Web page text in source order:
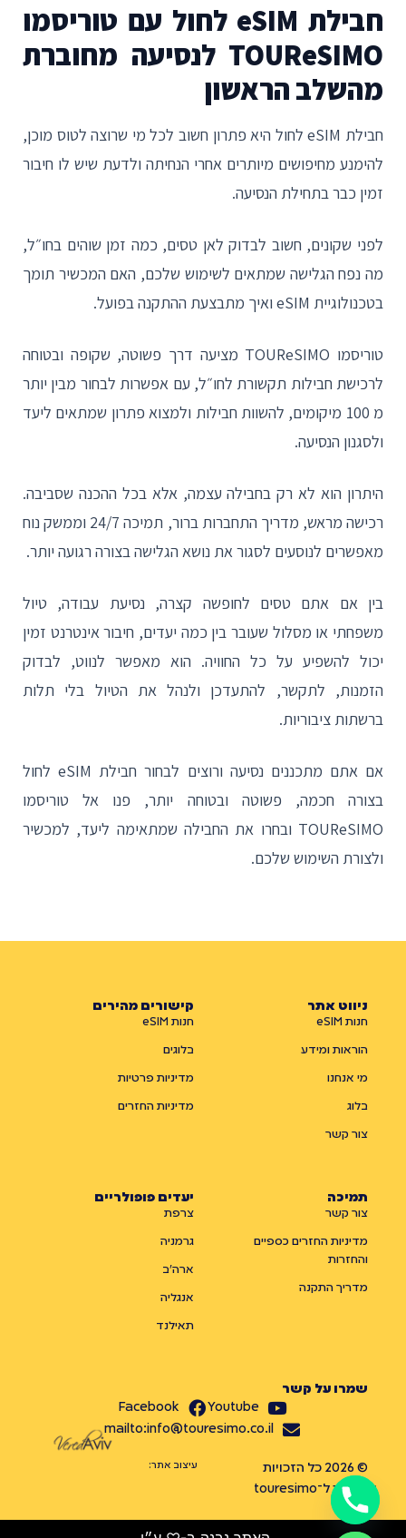
חבילת eSIM לחול עם טוריסמו
TOUReSIMO לנסיעה מחוברת
מהשלב הראשון
חבילת eSIM לחול היא פתרון חשוב לכל מי שרוצה לטוס מוכן,
להימנע מחיפושים מיותרים אחרי הנחיתה ולדעת שיש לו חיבור
זמין כבר בתחילת הנסיעה.
לפני שקונים, חשוב לבדוק לאן טסים, כמה זמן שוהים בחו״ל,
מה נפח הגלישה שמתאים לשימוש שלכם, האם המכשיר תומך
בטכנולוגיית eSIM ואיך מתבצעת ההתקנה בפועל.
טוריסמו TOUReSIMO מציעה דרך פשוטה, שקופה ובטוחה
לרכישת חבילות תקשורת לחו״ל, עם אפשרות לבחור מבין יותר
מ 100 מיקומים, להשוות חבילות ולמצוא פתרון שמתאים ליעד
ולסגנון הנסיעה.
היתרון הוא לא רק בחבילה עצמה, אלא בכל ההכנה שסביבה.
רכישה מראש, מדריך התחברות ברור, תמיכה 24/7 וממשק נוח
מאפשרים לנוסעים לסגור את נושא הגלישה בצורה רגועה יותר.
בין אם אתם טסים לחופשה קצרה, נסיעת עבודה, טיול
משפחתי או מסלול שעובר בין כמה יעדים, חיבור אינטרנט זמין
יכול להשפיע על כל החוויה. הוא מאפשר לנווט, לבדוק
הזמנות, לתקשר, להתעדכן ולנהל את הטיול בלי תלות
ברשתות ציבוריות.
אם אתם מתכננים נסיעה ורוצים לבחור חבילת eSIM לחול
בצורה חכמה, פשוטה ובטוחה יותר, פנו אל טוריסמו
TOUReSIMO ובחרו את החבילה שמתאימה ליעד, למכשיר
ולצורת השימוש שלכם.
ניווט אתר
חנות eSIM
הוראות ומידע
מי אנחנו
בלוג
צור קשר
קישורים מהירים
חנות eSIM
בלוגים
מדיניות פרטיות
מדיניות החזרים
תמיכה
צור קשר
מדיניות החזרים כספיים
והחזרות
מדריך התקנה
יעדים פופולריים
צרפת
גרמניה
ארה״ב
אנגליה
תאילנד
שמרו על קשר
Youtube
Facebook
mailto:info@touresimo.co.il
© 2026 כל הזכויות
שמורות ל־touresimo
עיצוב אתר: